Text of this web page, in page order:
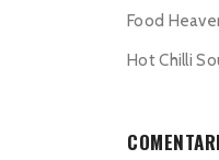
Food
Hot Chilli